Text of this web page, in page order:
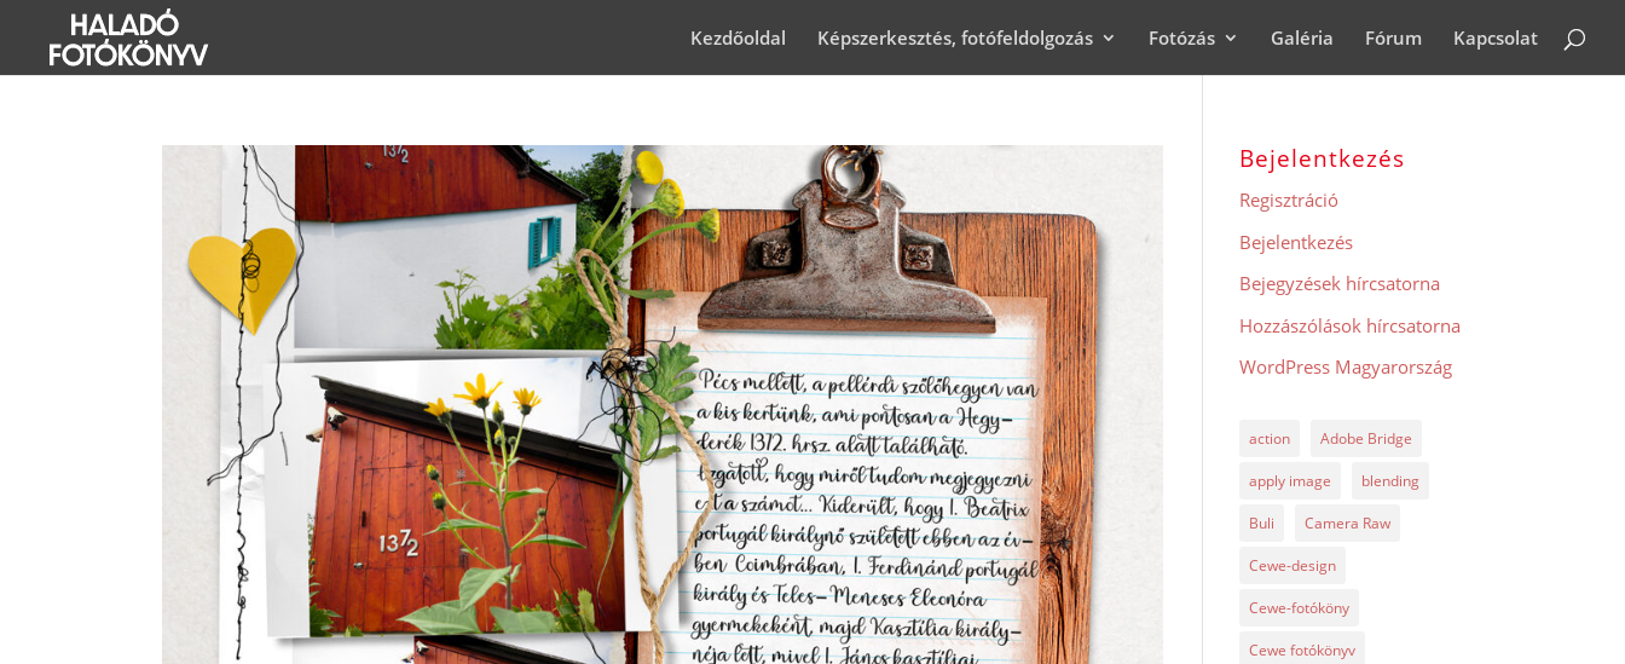
Kezdőoldal Képszerkesztés, fotófeldolgozás Fotózás Galéria Fórum Kapcsolat
Bejelentkezés
Regisztráció
Bejelentkezés
Bejegyzések hírcsatorna
Hozzászólások hírcsatorna
WordPress Magyarország
action Adobe Bridge
apply image blending
Buli Camera Raw
Cewe-design
Cewe-fotóköny
Cewe fotókönyv